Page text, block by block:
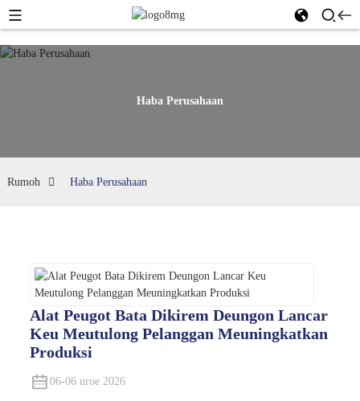
Haba Perusahaan
Rumoh Haba Perusahaan
Alat Peugot Bata Dikirem Deungon Lancar
Keu Meutulong Pelanggan Meuningkatkan
Produksi
06-06 uroe 2026